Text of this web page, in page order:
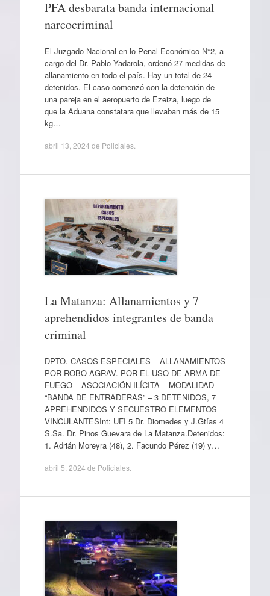
PFA desbarata banda internacional
narcocriminal
El Juzgado Nacional en lo Penal Económico N°2, a
cargo del Dr. Pablo Yadarola, ordenó 27 medidas de
allanamiento en todo el país. Hay un total de 24
detenidos. El caso comenzó con la detención de
una pareja en el aeropuerto de Ezeiza, luego de
que la Aduana constatara que llevaban más de 15
kg…
abril 13, 2024 de Policiales.
La Matanza: Allanamientos y 7
aprehendidos integrantes de banda
criminal
DPTO. CASOS ESPECIALES – ALLANAMIENTOS
POR ROBO AGRAV. POR EL USO DE ARMA DE
FUEGO – ASOCIACIÓN ILÍCITA – MODALIDAD
“BANDA DE ENTRADERAS” – 3 DETENIDOS, 7
APREHENDIDOS Y SECUESTRO ELEMENTOS
VINCULANTESInt: UFI 5 Dr. Diomedes y J.Gtías 4
S.Sa. Dr. Pinos Guevara de La Matanza.Detenidos:
1. Adrián Moreyra (48), 2. Facundo Pérez (19) y…
abril 5, 2024 de Policiales.